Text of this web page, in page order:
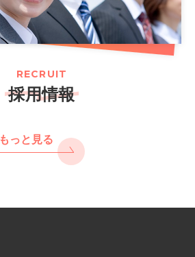
RECRUIT
採用情報
もっと見る